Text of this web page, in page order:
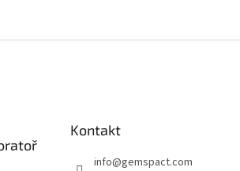
Kontakt
info@gemspact.com